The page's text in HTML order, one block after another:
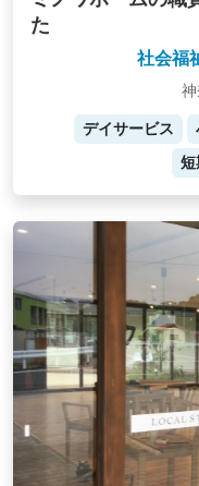
た
社会福
デイサービス
短